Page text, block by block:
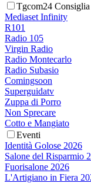
Tgcom24 Consiglia
Mediaset Infinity
R101
Radio 105
Virgin Radio
Radio Montecarlo
Radio Subasio
Comingsoon
Superguidatv
Zuppa di Porro
Non Sprecare
Cotto e Mangiato
Eventi
Identità Golose 2026
Salone del Risparmio
Fuorisalone 2026
L'Artigiano in Fiera